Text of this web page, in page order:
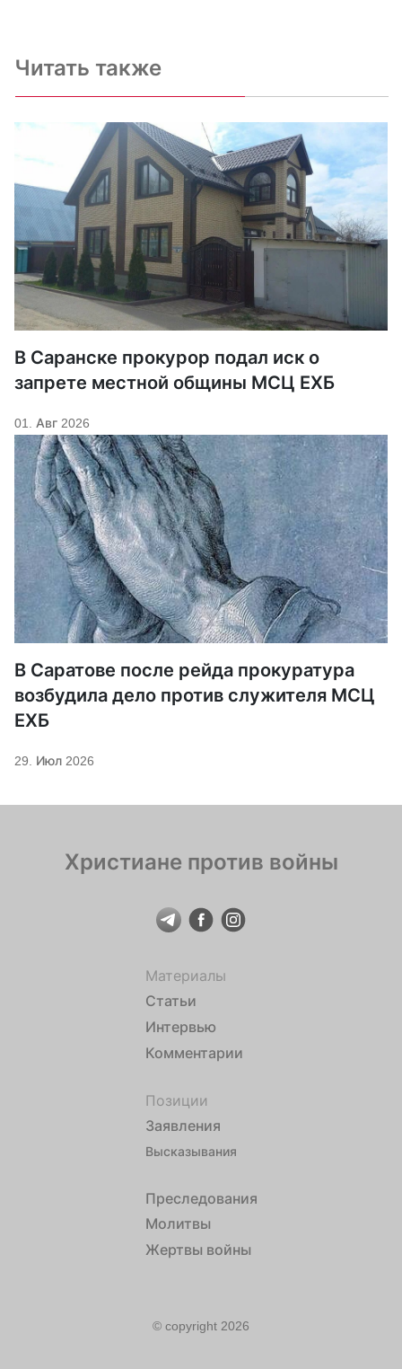
Читать также
В Саранске прокурор подал иск о
запрете местной общины МСЦ ЕХБ
01. Авг 2026
В Саратове после рейда прокуратура
возбудила дело против служителя МСЦ
ЕХБ
29. Июл 2026
Христиане против войны
Материалы
Статьи
Интервью
Комментарии
Позиции
Заявления
Высказывания
Преследования
Молитвы
Жертвы войны
© copyright 2026